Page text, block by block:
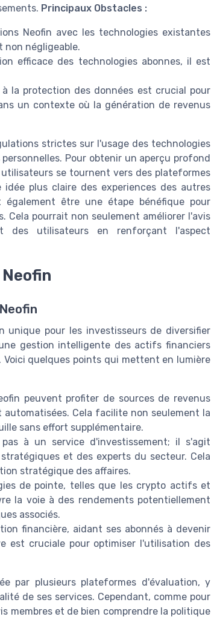
Principaux Obstacles :
Neofin avec les technologies existantes
non négligeable.
efficace des technologies abonnes, il est
la protection des données est crucial pour
un contexte où la génération de revenus
strictes sur l'usage des technologies
Pour obtenir un aperçu profond
se tournent vers des plateformes
plus claire des experiences des autres
également être une étape bénéfique pour
Cela pourrait non seulement améliorer l'avis
des utilisateurs en renforçant l'aspect
unique pour les investisseurs de diversifier
gestion intelligente des actifs financiers
Voici quelques points qui mettent en lumière
peuvent profiter de sources de revenus
Cela facilite non seulement la
sans effort supplémentaire.
à un service d'investissement; il s'agit
et des experts du secteur. Cela
stratégique des affaires.
de pointe, telles que les crypto actifs et
la voie à des rendements potentiellement
associés.
financière, aidant ses abonnés à devenir
est cruciale pour optimiser l'utilisation des
par plusieurs plateformes d'évaluation, y
de ses services. Cependant, comme pour
membres et de bien comprendre la politique